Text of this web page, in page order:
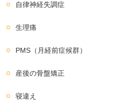
自律神経失調症
生理痛
PMS（月経前症候群）
産後の骨盤矯正
寝違え